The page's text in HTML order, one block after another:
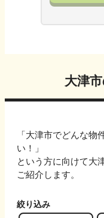
大津市
「大津市でどんな物
い！」
という方に向けて大
ご紹介します。
絞り込み